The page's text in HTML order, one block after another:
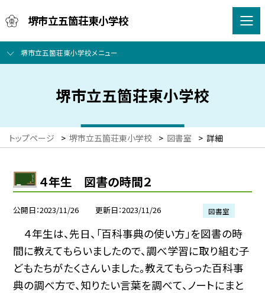
堺市立五箇荘東小学校
堺市立五箇荘東小学校メニュー
堺市立五箇荘東小学校
トップページ > 堺市立五箇荘東小学校 > 図書室 > 詳細
４年生 図書の時間２
公開日 2023/11/26 更新日 2023/11/26 図書室
４年生は、先日、「百科事典の使い方」を図書の時
間に教えてもらいましたので、調べ学習に取り組む子
どもたちがたくさんいました。教えてもらった百科事
典の調べ方で、知りたい言葉を調べて、ノートにまと